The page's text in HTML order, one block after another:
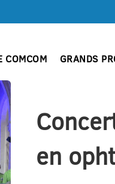
COMCOM GRANDS
en